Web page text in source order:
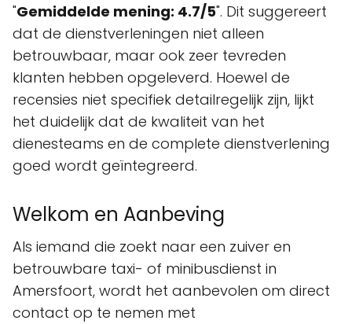
"Gemiddelde mening: 4.7/5". Dit suggereert
dat de dienstverleningen niet alleen
betrouwbaar, maar ook zeer tevreden
klanten hebben opgeleverd. Hoewel de
recensies niet specifiek detailregelijk zijn, lijkt
het duidelijk dat de kwaliteit van het
dienesteams en de complete dienstverlening
goed wordt geïntegreerd.
Welkom en Aanbeving
Als iemand die zoekt naar een zuiver en
betrouwbare taxi- of minibusdienst in
Amersfoort, wordt het aanbevolen om direct
contact op te nemen met